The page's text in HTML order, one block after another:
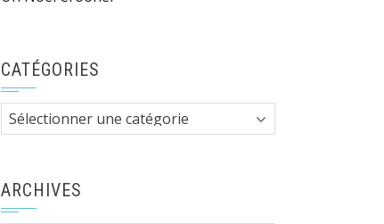
CATÉGORIES
Catégories
ARCHIVES